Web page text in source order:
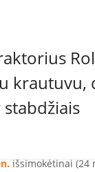
krautuvu,
išsimokėtinai (24